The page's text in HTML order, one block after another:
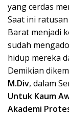
yang cerdas
Saat ini
Barat menjadi
sudah
hidup mereka
Demikian
M.Div, dalam
Untuk Kaum
Akademi